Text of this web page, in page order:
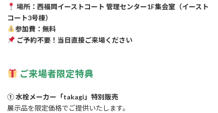
場所：西福岡イーストコート 管理センター1F集会室（イースト
コート3号棟）
参加費：無料
ご予約不要！当日直接ご来場ください
ご来場者限定特典
① 水栓メーカー「takagi」特別販売
展示品を限定価格でご提供いたします。